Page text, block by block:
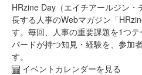
HRzine Day（エイチアールジン
長する人事のWebマガジン「
す。毎回、人事の重要課題を1つ
パードが持つ知見・経験を、参加
す。
イベントカレンダーを見る